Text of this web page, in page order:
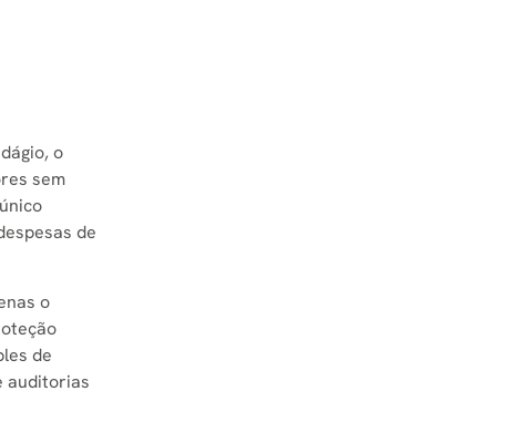
o
sem
de
o
de
auditorias